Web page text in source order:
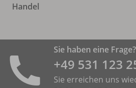
Handel
Sie haben eine Frage?
+49 531 ­123
Sie erreichen uns